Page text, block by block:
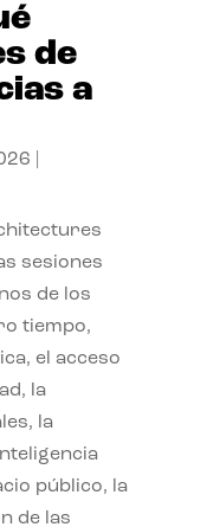
de
a
sesiones
de los
tiempo,
el acceso
la
la
público, la
de las